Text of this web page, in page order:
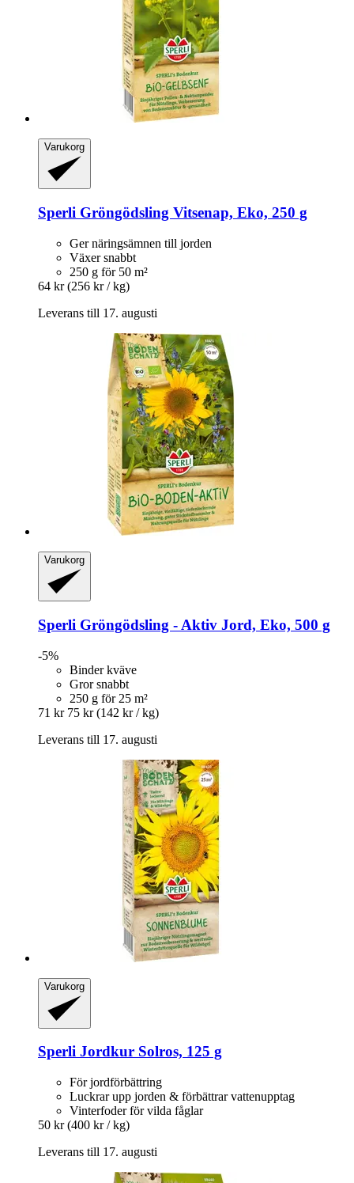
Varukorg
Sperli Gröngödsling Vitsenap, Eko, 250 g
Ger näringsämnen till jorden
Växer snabbt
250 g för 50 m²
64 kr (256 kr / kg)
Leverans till 17. augusti
Varukorg
Sperli Gröngödsling -​ Aktiv Jord, Eko, 500 g
-5%
Binder kväve
Gror snabbt
250 g för 25 m²
71 kr 75 kr (142 kr / kg)
Leverans till 17. augusti
Varukorg
Sperli Jordkur Solros, 125 g
För jordförbättring
Luckrar upp jorden & förbättrar vattenupptag
Vinterfoder för vilda fåglar
50 kr (400 kr / kg)
Leverans till 17. augusti